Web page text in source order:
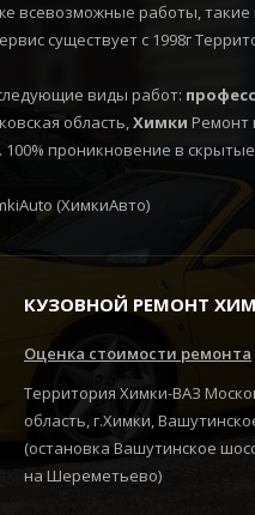
всевозможные работы,
существует с 1998г
виды работ:
область,Химки Ремонт
проникновение в
(ХимкиАвто)
КУЗОВНОЙ РЕМОНТ
Оценка стоимости ремонта
Территория Химки-ВАЗ
область, г.Химки,
(остановка Вашутинское
на Шереметьево)